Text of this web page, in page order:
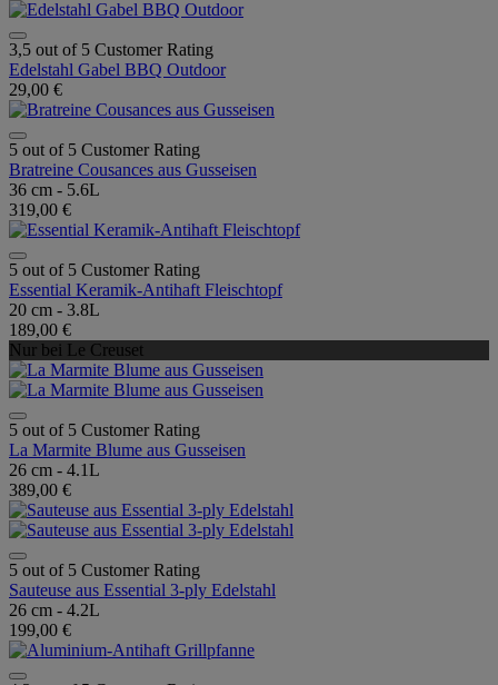
3,5 out of 5 Customer Rating
Edelstahl Gabel BBQ Outdoor
29,00 €
5 out of 5 Customer Rating
Bratreine Cousances aus Gusseisen
36 cm - 5.6L
319,00 €
5 out of 5 Customer Rating
Essential Keramik-Antihaft Fleischtopf
20 cm - 3.8L
189,00 €
Nur bei Le Creuset
5 out of 5 Customer Rating
La Marmite Blume aus Gusseisen
26 cm - 4.1L
389,00 €
5 out of 5 Customer Rating
Sauteuse aus Essential 3-ply Edelstahl
26 cm - 4.2L
199,00 €